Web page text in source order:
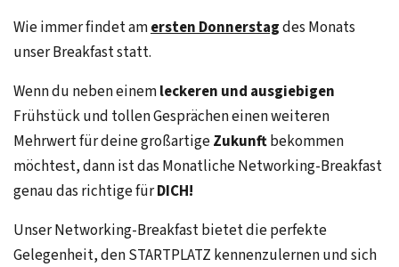
Wie immer findet amersten Donnerstagdes Monats
unser Breakfast statt.
Wenn du neben einemleckeren und ausgiebigen
Frühstück und tollen Gesprächen einen weiteren
Mehrwert für deine großartigeZukunftbekommen
möchtest, dann ist das Monatliche Networking-Breakfast
genau das richtige fürDICH!
Unser Networking-Breakfast bietet die perfekte
Gelegenheit, den STARTPLATZ kennenzulernen und sich